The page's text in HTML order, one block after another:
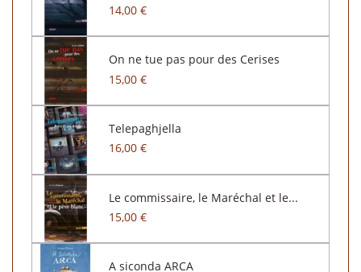
14,00 €
On ne tue pas pour des Cerises
15,00 €
Telepaghjella
16,00 €
Le commissaire, le Maréchal et le...
15,00 €
A siconda ARCA